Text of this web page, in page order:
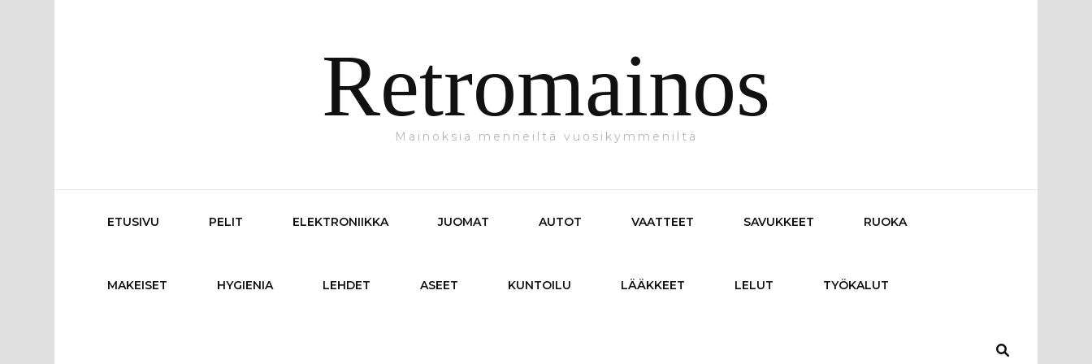
Retromainos
Mainoksia menneiltä vuosikymmeniltä
ETUSIVU PELIT ELEKTRONIIKKA JUOMAT AUTOT VAATTEET SAVUKKEET RUOKA
MAKEISET HYGIENIA LEHDET ASEET KUNTOILU LÄÄKKEET LELUT TYÖKALUT